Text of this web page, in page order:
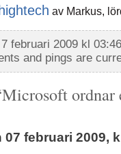
av Markus,
februari 2009 kl
and pings are
ordnar
februari 2009,